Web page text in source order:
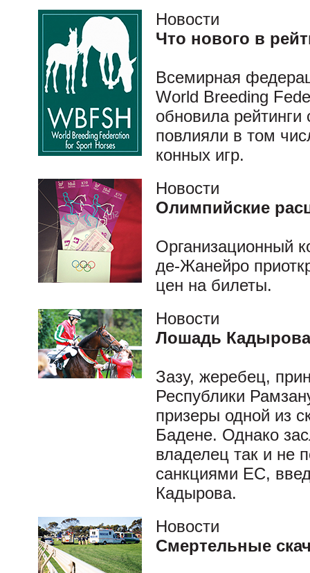
Новости
Что нового в
Всемирная
World Breeding
обновила
повлияли в том
конных игр.
Новости
Олимпийские
Организационный
де-Жанейро
цен на билеты.
Новости
Лошадь
Зазу, жеребец,
Республики
призеры одной из
Бадене. Однако
владелец так и не
санкциями ЕС,
Кадырова.
Новости
Смертельные